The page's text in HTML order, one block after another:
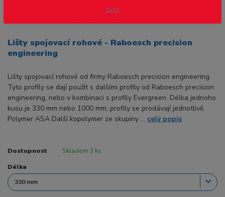
Lišty spojovací rohové - Raboesch precision
engineering
Lišty spojovací rohové od firmy Raboesch precision engineering.
Tyto profily se dají použít s dalšími profily od Raboesch precision
engineering, nebo v kombinaci s profily Evergreen. Délka jednoho
kusu je 330 mm nebo 1000 mm, profily se prodávají jednotlivě.
Polymer ASA Další kopolymer ze skupiny ... celý popis
Dostupnost Skladem 3 ks
Délka
Zavřít